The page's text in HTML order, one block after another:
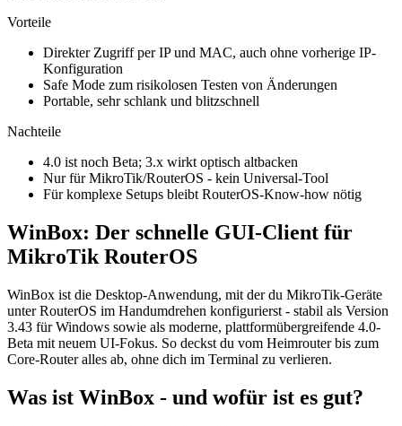
Vorteile
Direkter Zugriff per IP und MAC, auch ohne vorherige IP-
Konfiguration
Safe Mode zum risikolosen Testen von Änderungen
Portable, sehr schlank und blitzschnell
Nachteile
4.0 ist noch Beta; 3.x wirkt optisch altbacken
Nur für MikroTik/RouterOS - kein Universal-Tool
Für komplexe Setups bleibt RouterOS-Know-how nötig
WinBox: Der schnelle GUI-Client für
MikroTik RouterOS
WinBox ist die Desktop-Anwendung, mit der du MikroTik-Geräte
unter RouterOS im Handumdrehen konfigurierst - stabil als Version
3.43 für Windows sowie als moderne, plattformübergreifende 4.0-
Beta mit neuem UI-Fokus. So deckst du vom Heimrouter bis zum
Core-Router alles ab, ohne dich im Terminal zu verlieren.
Was ist WinBox - und wofür ist es gut?